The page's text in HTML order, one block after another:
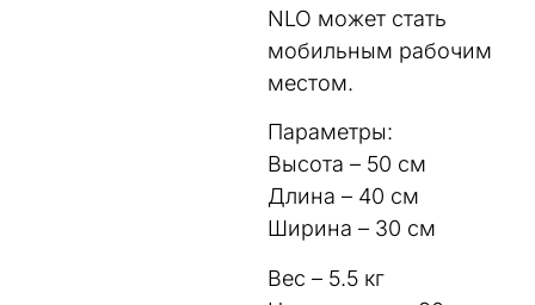
NLO может стать
мобильным рабочим
местом.
Параметры:
Высота – 50 см
Длина – 40 см
Ширина – 30 см
Вес – 5.5 кг